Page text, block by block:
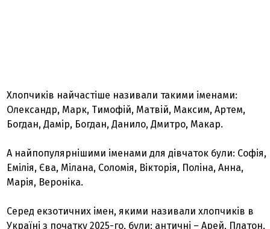
Хлопчиків найчастіше називали такими іменами:
Олександр, Марк, Тимофій, Матвій, Максим, Артем,
Богдан, Дамір, Богдан, Данило, Дмитро, Макар.
А найпопулярнішими іменами для дівчаток були: Софія,
Емілія, Єва, Мілана, Соломія, Вікторія, Поліна, Анна,
Марія, Вероніка.
Серед екзотичних імен, якими називали хлопчиків в
Україні з початку 2025-го, були: античні – Арей, Платон,